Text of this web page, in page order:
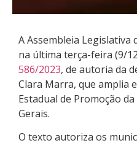
A Assembleia Legislativa
na última terça-feira (9/
586/2023, de autoria da
Clara Marra, que amplia
Estadual de Promoção
Gerais.
O texto autoriza os